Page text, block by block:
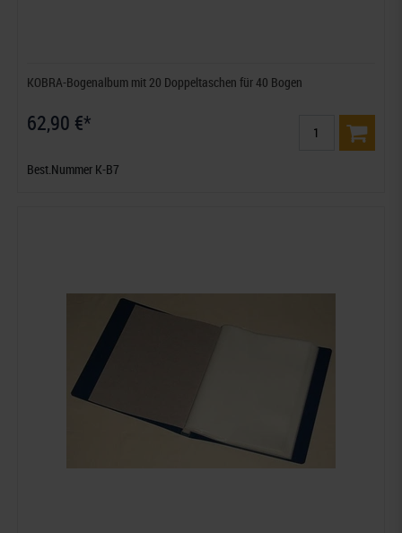
KOBRA-Bogenalbum mit 20 Doppeltaschen für 40 Bogen
62,90 €*
Best.Nummer K-B7